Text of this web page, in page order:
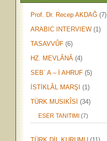
Prof. Dr. Recep AKDAĞ (7)
ARABIC INTERVIEW (1)
TASAVVÛF (6)
HZ. MEVLÂNÂ (4)
SEB` A – İ AHRUF (5)
İSTİKLÂL MARŞI (1)
TÜRK MUSIKÎSİ (34)
ESER TANITIMI (7)